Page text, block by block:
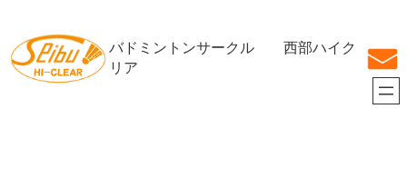
を
ス
バドミントンサークル 西部ハイク
リア